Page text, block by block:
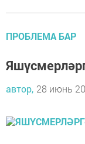
ПРОБЛЕМА БАР
автор, 28 июнь